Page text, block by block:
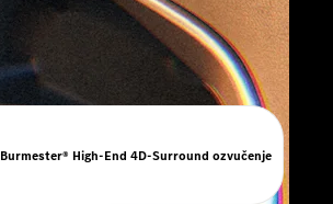
Burmester® High-End 4D-Surround ozvučenje